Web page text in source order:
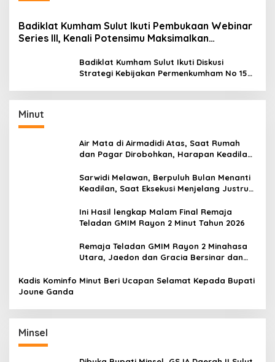
Badiklat Kumham Sulut Ikuti Pembukaan Webinar
Series III, Kenali Potensimu Maksimalkan
Badiklat Kumham Sulut Ikuti Diskusi
Strategi Kebijakan Permenkumham No 15
Minut
Air Mata di Airmadidi Atas, Saat Rumah
dan Pagar Dirobohkan, Harapan Keadilan
Sarwidi Melawan, Berpuluh Bulan Menanti
Keadilan, Saat Eksekusi Menjelang Justru
Ini Hasil lengkap Malam Final Remaja
Teladan GMIM Rayon 2 Minut Tahun 2026
Remaja Teladan GMIM Rayon 2 Minahasa
Utara, Jaedon dan Gracia Bersinar dan
Kadis Kominfo Minut Beri Ucapan Selamat Kepada Bupati
Joune Ganda
Minsel